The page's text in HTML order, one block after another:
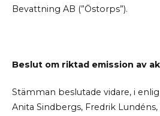
Bevattning AB (”Östorps”).
Beslut om riktad emission av
Stämman beslutade vidare, i
Anita Sindbergs, Fredrik